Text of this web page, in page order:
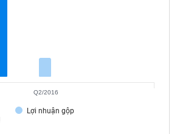
Lợi nhuận gộp
Q2/2016